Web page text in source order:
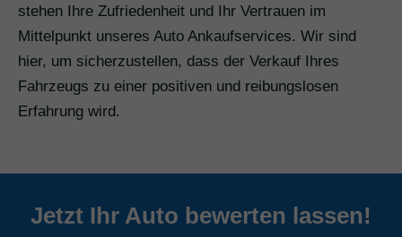
stehen Ihre Zufriedenheit und Ihr Vertrauen im
Mittelpunkt unseres Auto Ankaufservices. Wir sind
hier, um sicherzustellen, dass der Verkauf Ihres
Fahrzeugs zu einer positiven und reibungslosen
Erfahrung wird.
Jetzt Ihr Auto bewerten lassen!